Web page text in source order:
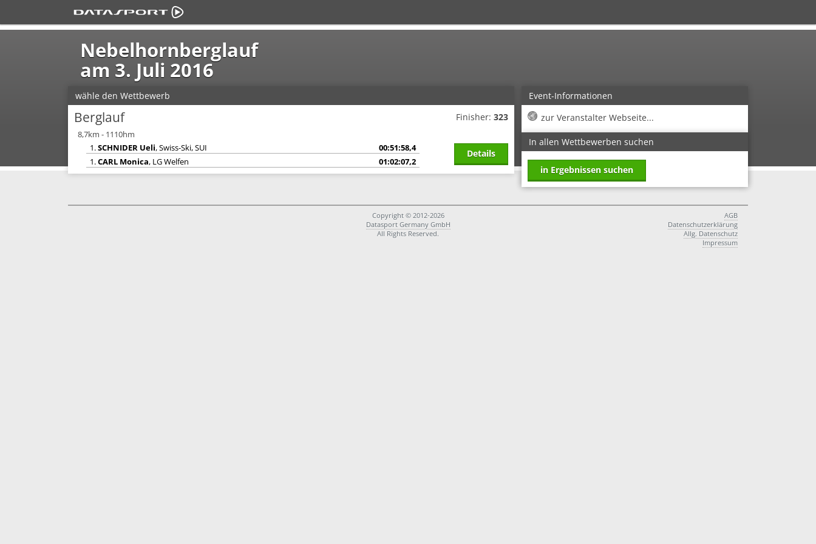
Nebelhornberglauf
am 3. Juli 2016
wähle den Wettbewerb
Berglauf
8,7km - 1110hm
1.SCHNIDER Ueli, Swiss-Ski, SUI
00:51:58,4
1.CARL Monica, LG Welfen 01:02:07,2
Finisher: 323
Details
Event-Informationen
zur Veranstalter Webseite...
In allen Wettbewerben suchen
in Ergebnissen suchen
Copyright © 2012-2026
Datasport Germany GmbH
All Rights Reserved.
AGB
Datenschutzerklärung
Allg. Datenschutz
Impressum